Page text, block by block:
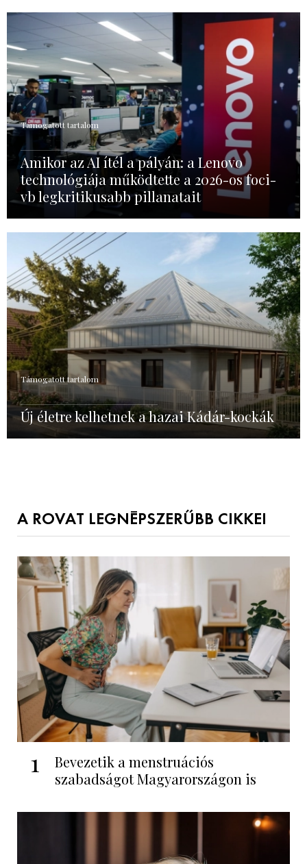
Támogatott tartalom
Amikor az AI ítél a pályán: a Lenovo
technológiája működtette a 2026-os foci-
vb legkritikusabb pillanatait
Támogatott tartalom
Új életre kelhetnek a hazai Kádár-kockák
A ROVAT LEGNÉPSZERŰBB CIKKEI
1
Bevezetik a menstruációs
szabadságot Magyarországon is